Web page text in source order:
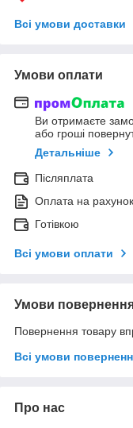
Всі умови доставки
Умови оплати
Ви отримаєте
або гроші
Детальніше
Післяплата
Оплата на рахунок
Готівкою
Всі умови оплати
Умови
Повернення товару
Всі умови
Про нас